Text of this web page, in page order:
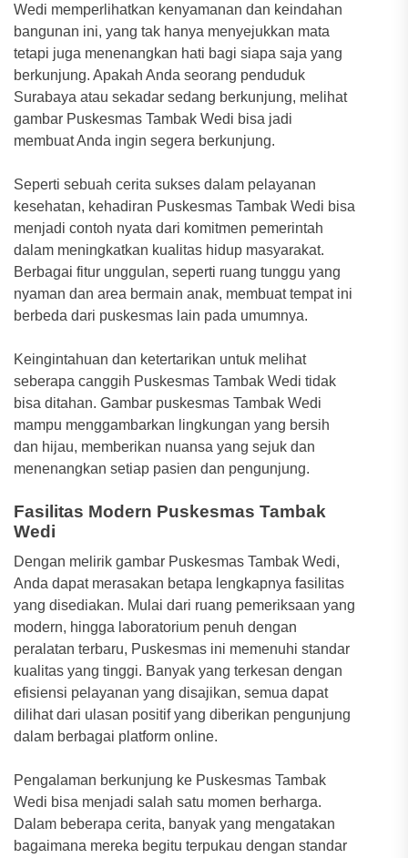
Wedi memperlihatkan kenyamanan dan keindahan
bangunan ini, yang tak hanya menyejukkan mata
tetapi juga menenangkan hati bagi siapa saja yang
berkunjung. Apakah Anda seorang penduduk
Surabaya atau sekadar sedang berkunjung, melihat
gambar Puskesmas Tambak Wedi bisa jadi
membuat Anda ingin segera berkunjung.
Seperti sebuah cerita sukses dalam pelayanan
kesehatan, kehadiran Puskesmas Tambak Wedi bisa
menjadi contoh nyata dari komitmen pemerintah
dalam meningkatkan kualitas hidup masyarakat.
Berbagai fitur unggulan, seperti ruang tunggu yang
nyaman dan area bermain anak, membuat tempat ini
berbeda dari puskesmas lain pada umumnya.
Keingintahuan dan ketertarikan untuk melihat
seberapa canggih Puskesmas Tambak Wedi tidak
bisa ditahan. Gambar puskesmas Tambak Wedi
mampu menggambarkan lingkungan yang bersih
dan hijau, memberikan nuansa yang sejuk dan
menenangkan setiap pasien dan pengunjung.
Fasilitas Modern Puskesmas Tambak
Wedi
Dengan melirik gambar Puskesmas Tambak Wedi,
Anda dapat merasakan betapa lengkapnya fasilitas
yang disediakan. Mulai dari ruang pemeriksaan yang
modern, hingga laboratorium penuh dengan
peralatan terbaru, Puskesmas ini memenuhi standar
kualitas yang tinggi. Banyak yang terkesan dengan
efisiensi pelayanan yang disajikan, semua dapat
dilihat dari ulasan positif yang diberikan pengunjung
dalam berbagai platform online.
Pengalaman berkunjung ke Puskesmas Tambak
Wedi bisa menjadi salah satu momen berharga.
Dalam beberapa cerita, banyak yang mengatakan
bagaimana mereka begitu terpukau dengan standar